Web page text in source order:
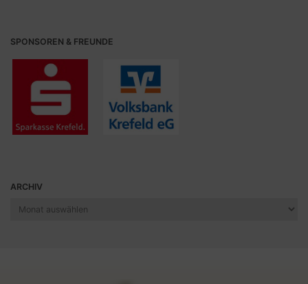
SPONSOREN & FREUNDE
ARCHIV
Archiv